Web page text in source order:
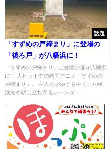
話題
「すずめの戸締まり」に登場の
「後ろ戸」が八幡浜に！
「すずめの戸締まり」に登場の扉が八幡浜
に！ 大ヒット中の映画アニメ「すずめの
戸締まり」。 主人公が旅する中で、八幡
浜港や駅に立ち寄るシーンが...